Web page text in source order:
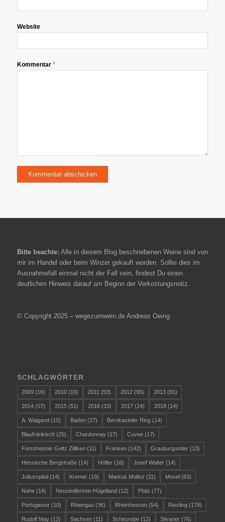
Website
Kommentar *
Bitte beachte: Alle in diesem Blog beschriebenen Weine sind von
mir im Handel oder beim Winzer gekauft worden. Sollte dies im
Ausnahmefall einmal nicht der Fall sein, findest Du einen
deutlichen Hinweis darauf am Beginn der Verkostungsnotiz.
© Copyright 2025 – wegezumwein.de Andreas Oeing
SCHLAGWÖRTER
2009(16) 2010(10) 2011 (53) 2012(95) 2013(81)
2014(57) 2015(51) 2016(33) 2017(24) 2018(14)
A. Waigand(10) Baden(27) Bernkasteler Ring(14)
Blaufränkisch(25) Chardonnay(17) Cuvee(17)
Forstmeister Geltz Zilliken(11) Franken(142) Grauburgunder(13)
Hessische Bergstraße(14) Höfler(16) Josef Walter(14)
Juliusspital(14) Kremer(19) Markus Molitor(11) Mosel(63)
Nahe(14) Neusiedlersee-Hügelland(12) Pfalz (77)
Portugieser(10) Rheingau(36) Rheinhessen(54) Riesling(178)
Rudolf May(12) Sachsen(11) Scheurebe(12) Silvaner(76)